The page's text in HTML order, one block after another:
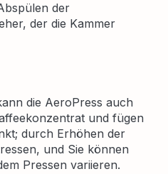
der
der die Kammer
die AeroPress auch
und fügen
durch Erhöhen der
und Sie können
Pressen variieren.